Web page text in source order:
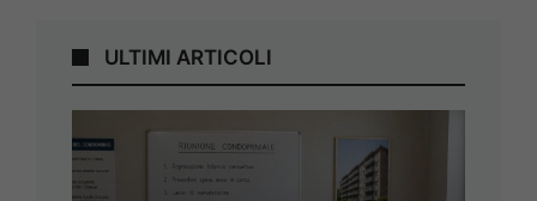
ULTIMI ARTICOLI